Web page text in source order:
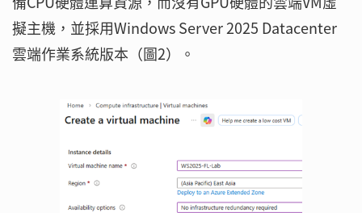
擬主機，並採用Windows Server 2025 Datacenter
雲端作業系統版本（圖2）。